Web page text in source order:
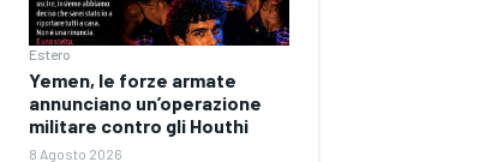
Estero
Yemen, le forze armate
annunciano un’operazione
militare contro gli Houthi
8 Agosto 2026